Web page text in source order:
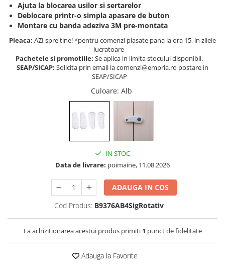
Palarii protectie UV
Accesorii plaja
Somnul bebelusului
Carucioare si scaune auto
Ingrijire bebe si mama
Igiena si ingrijire bebelusi
Accesorii bebelusi / nou-nascuti
Perne si saltele bebelusi
Diversificare bebelusi
Baia bebelusului
Jucarii copii si jocuri educative
Ajuta la blocarea usilor si sertarelor
Deblocare printr-o simpla apasare de buton
Montare cu banda adeziva 3M pre-montata
Pleaca: AZI spre tine! *pentru comenzi plasate pana la ora 15, in zilele
lucratoare
Pachetele si promotiile: Se aplica in limita stocului disponibil.
SEAP/SICAP: Solicita prin email la comenzi@empria.ro postare in
SEAP/SICAP
Culoare: Alb
IN STOC
Data de livrare: poimaine, 11.08.2026
ADAUGA IN COS
Cod Produs: B9376AB4SigRotativ
La achizitionarea acestui produs primiti 1 punct de fidelitate
Adauga la Favorite